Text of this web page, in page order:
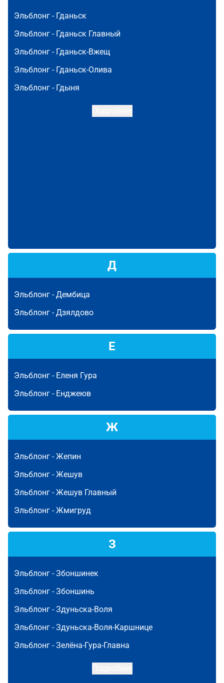
Эльблонг - Гданьск
Эльблонг - Гданьск Главный
Эльблонг - Гданьск-Вжещ
Эльблонг - Гданьск-Олива
Эльблонг - Гдыня
Д
Эльблонг -Дембица
Эльблонг -Дзялдово
Е
Эльблонг - Еленя Гура
Эльблонг - Енджеюв
Ж
Эльблонг -Жепин
Эльблонг -Жешув
Эльблонг -Жешув Главный
Эльблонг -Жмигруд
З
Эльблонг -Збоншинек
Эльблонг -Збоншинь
Эльблонг -Здуньска-Воля
Эльблонг -Здуньска-Воля-Каршнице
Эльблонг -Зелёна-Гура-Главна